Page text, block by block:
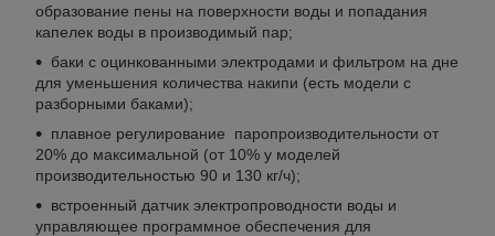
образование пены на поверхности воды и попадания
капелек воды в производимый пар;
баки с оцинкованными электродами и фильтром на дне
для уменьшения количества накипи (есть модели с
разборными баками);
плавное регулирование паропроизводительности от
20% до максимальной (от 10% у моделей
производительностью 90 и 130 кг/ч);
встроенный датчик электропроводности воды и
управляющее программное обеспечения для